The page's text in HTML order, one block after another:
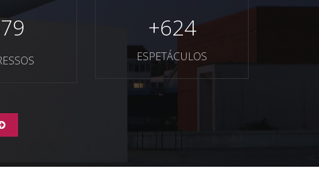
+624
ESPETÁCULOS